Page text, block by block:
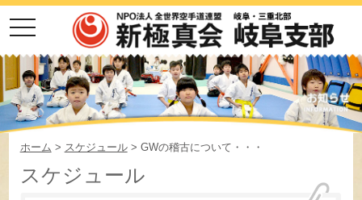
toggle
navigation
ホーム > スケジュール> GWの稽古について・・・
スケジュール